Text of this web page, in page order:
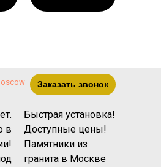
в
Быстрая установка!
Доступные цены!
Памятники из
гранита в Москве
Заказать звонок